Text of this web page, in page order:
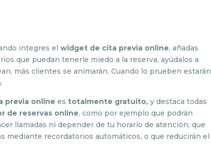
integres elwidget de cita previa online, añadas
que puedan tenerle miedo a la reserva, ayúdalos a
más clientes se animarán. Cuando lo prueben estarán
previa online estotalmente gratuito, y destaca todas
de reservas online, como por ejemplo que podrán
llamadas ni depender de tu horario de atención, que
mediante recordatorios automáticos, o que reducirán el